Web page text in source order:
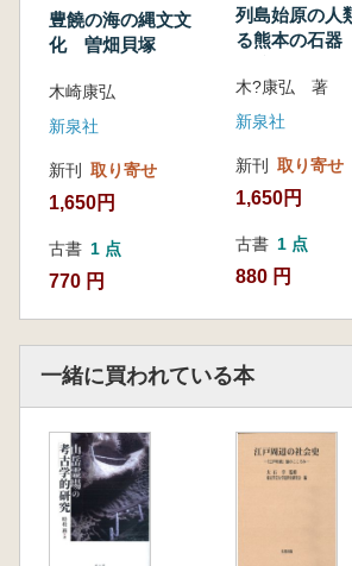
査
六 大正初期、地元研究者の成長
七 考古学確立期の肥後へ、肥
立
大正期・昭和初期、球磨の考古学
一 新発見・大発見 球磨の考古
二 柴田常惠の球磨旅行談
三 京都帝国大学装飾古墳調査の
四 ある考古学者の誕生
五 考古学者高田素次の活躍
六 復興、肥後考古学会と考古
ルの登場
七 夭折した、ある考古学ボー
追記と謝辞
引用参考文献
索引
豊饒の海の縄文文
化 曽畑貝塚
木崎康弘
新泉社
新刊 取り寄せ
1,650円
古書 1 点
770 円
列島始原の人
る熊本の石
木?康弘 著
新泉社
新刊 取り寄せ
1,650円
古書 1 点
880 円
一緒に買われている本